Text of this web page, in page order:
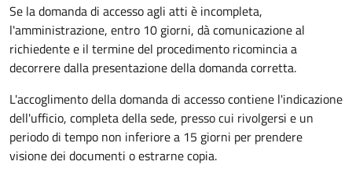
Se la domanda di accesso agli atti è incompleta,
l'amministrazione, entro 10 giorni, dà comunicazione al
richiedente e il termine del procedimento ricomincia a
decorrere dalla presentazione della domanda corretta.
L'accoglimento della domanda di accesso contiene l'indicazione
dell'ufficio, completa della sede, presso cui rivolgersi e un
periodo di tempo non inferiore a 15 giorni per prendere
visione dei documenti o estrarne copia.